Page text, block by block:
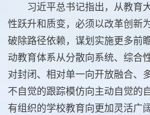
习近平总书记指出，从教育
性跃升和质变，必须以改革创新
破除路径依赖，谋划实施更多前
动教育体系从分散向系统、综合
对封闭、相对单一向开放融合、
不自觉的跟踪模仿向主动自觉的
有组织的学校教育向更加灵活广